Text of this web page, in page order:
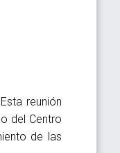
reunión
del Centro
de las